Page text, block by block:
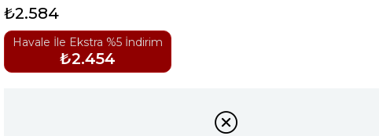
₺2.584
Havale İle Ekstra %5 İndirim
₺2.454